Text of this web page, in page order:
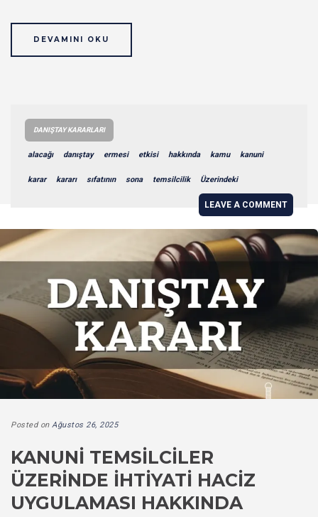
DEVAMINI OKU
DANIŞTAY KARARLARI
alacağı danıştay ermesi etkisi hakkında kamu kanuni
karar kararı sıfatının sona temsilcilik Üzerindeki
LEAVE A COMMENT
Posted on Ağustos 26, 2025
KANUNI TEMSILCILER
ÜZERINDE İHTIYATI HACIZ
UYGULAMASI HAKKINDA